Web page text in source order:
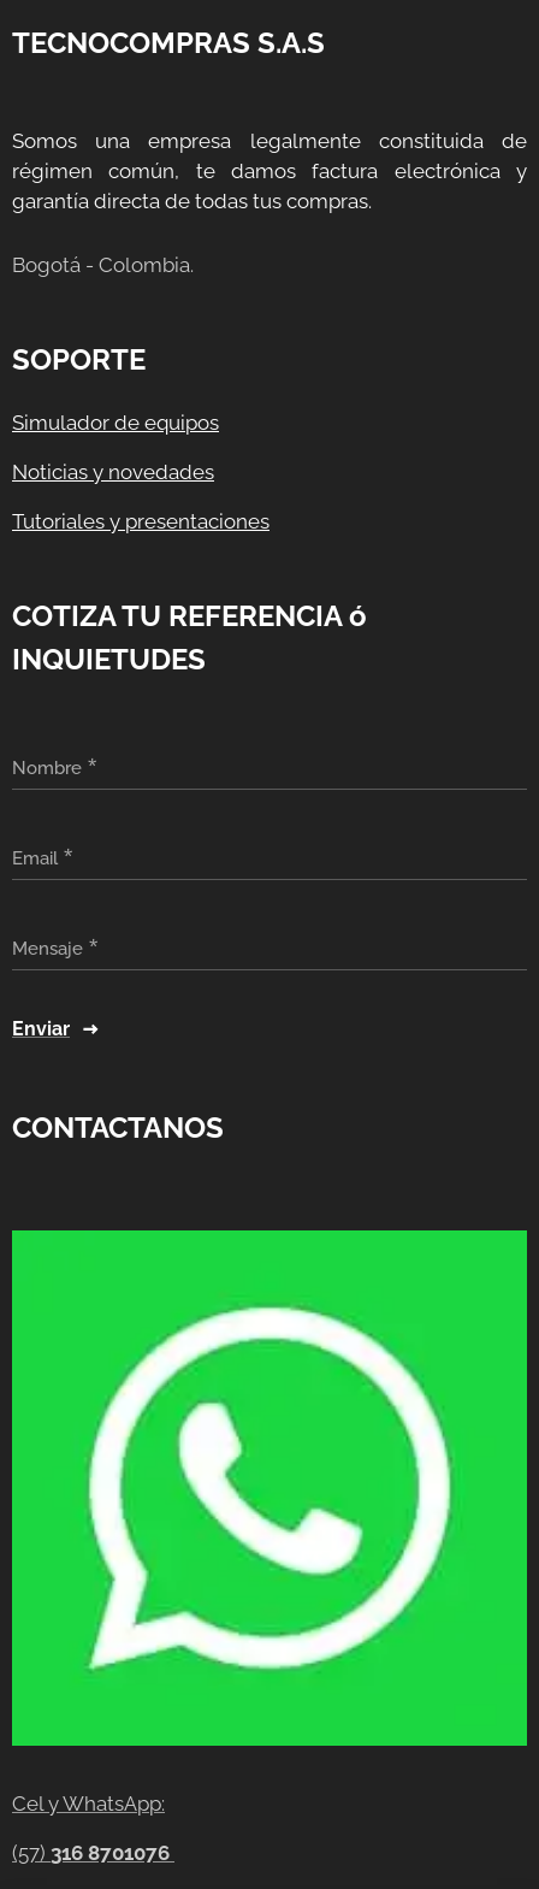
TECNOCOMPRAS S.A.S
Somos una empresa legalmente constituida de
régimen común, te damos factura electrónica y
garantía directa de todas tus compras.
Bogotá - Colombia.
SOPORTE
Simulador de equipos
Noticias y novedades
Tutoriales y presentaciones
COTIZA TU REFERENCIA ó
INQUIETUDES
Nombre
Email
Mensaje
Enviar
CONTACTANOS
Cel y WhatsApp:
(57) 316 8701076